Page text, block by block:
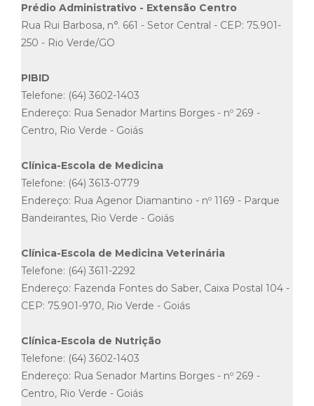
Prédio Administrativo - Extensão Centro
Rua Rui Barbosa, n°. 661 - Setor Central - CEP: 75.901-
250 - Rio Verde/GO
PIBID
Telefone: (64) 3602-1403
Endereço: Rua Senador Martins Borges - nº 269 -
Centro, Rio Verde - Goiás
Clínica-Escola de Medicina
Telefone: (64) 3613-0779
Endereço: Rua Agenor Diamantino - nº 1169 - Parque
Bandeirantes, Rio Verde - Goiás
Clínica-Escola de Medicina Veterinária
Telefone: (64) 3611-2292
Endereço: Fazenda Fontes do Saber, Caixa Postal 104 -
CEP: 75.901-970, Rio Verde - Goiás
Clínica-Escola de Nutrição
Telefone: (64) 3602-1403
Endereço: Rua Senador Martins Borges - nº 269 -
Centro, Rio Verde - Goiás